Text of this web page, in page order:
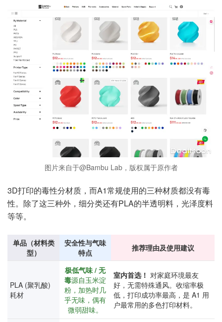
图片来自于@Bambu Lab，版权属于原作者
3D打印的毒性分材质，而A1常规使用的三种材质都没有毒
性。除了这三种外，细分类还有PLA的半透明料，光泽度料
等等。
单品（材料类
型）
安全性与气味
特点
推荐理由及使用建议
PLA (聚乳酸)
耗材
极低气味 / 无
毒源自玉米淀
粉，加热时几
乎无味，偶有
微弱甜味。
室内首选！ 对家庭环境最友
好，无需特殊通风。收缩率极
低，打印成功率最高，是 A1 用
户最常用的多色打印材料。